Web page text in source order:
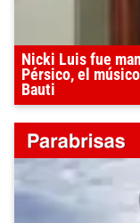
Nicki Luis fue
Pérsico, el
Bauti